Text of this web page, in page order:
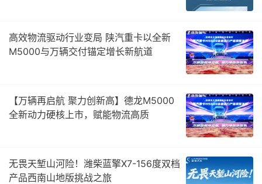
高效物流驱动行业变局 陕汽重卡以全新
M5000与万辆交付锚定增长新航道
【万辆再启航 聚力创新高】德龙M5000
全新动力硬核上市，赋能物流高质
无畏天堑山河险！潍柴蓝擎X7-156度双档
产品西南山地版挑战之旅